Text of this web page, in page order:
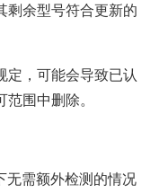
剩余型号符合更新的
定，可能会导致已认
围中删除。
无需额外检测的情况